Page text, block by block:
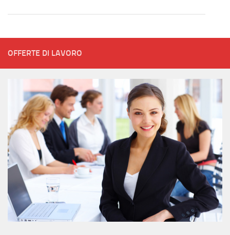
OFFERTE DI LAVORO